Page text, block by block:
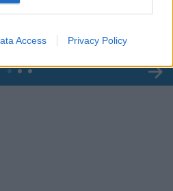
Access Privacy Policy
ai giornalisti